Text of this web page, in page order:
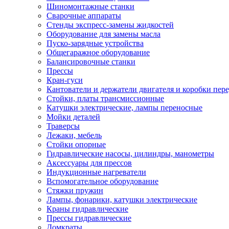
Шиномонтажные станки
Сварочные аппараты
Стенды экспресс-замены жидкостей
Оборудование для замены масла
Пуско-зарядные устройства
Общегаражное оборудование
Балансировочные станки
Прессы
Кран-гуси
Кантователи и держатели двигателя и коробки
Стойки, платы трансмиссионные
Катушки электрические, лампы переносные
Мойки деталей
Траверсы
Лежаки, мебель
Стойки опорные
Гидравлические насосы, цилиндры, манометры
Аксессуары для прессов
Индукционные нагреватели
Вспомогательное оборудование
Стяжки пружин
Лампы, фонарики, катушки электрические
Краны гидравлические
Прессы гидравлические
Домкраты